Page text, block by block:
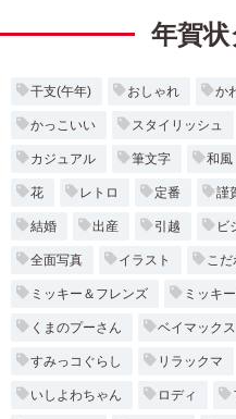
年賀
干支(午年) おしゃれ か
かっこいい スタイリッシュ
カジュアル 筆文字 和風
花 レトロ 定番 謹
結婚 出産 引越 ビ
全面写真 イラスト こだ
ミッキー＆フレンズ ミッキ
くまのプーさん ベイマックス
すみっコぐらし リラックマ
いしよわちゃん ロディ